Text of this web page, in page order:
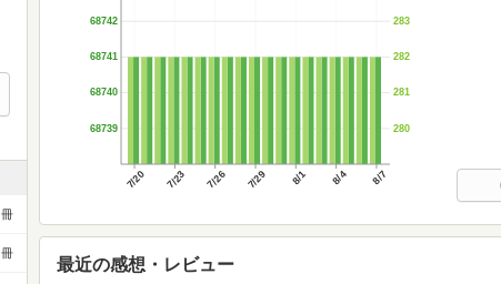
7/20 7/23 7/26 7/29 8/1 8/4 8/7
68739
68740
68741
68742
280
281
282
283
最近の感想・レビュー
冊
冊